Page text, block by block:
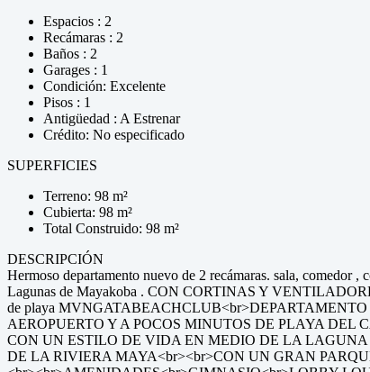
Espacios : 2
Recámaras : 2
Baños : 2
Garages : 1
Condición: Excelente
Pisos : 1
Antigüedad : A Estrenar
Crédito: No especificado
SUPERFICIES
Terreno: 98 m²
Cubierta: 98 m²
Total Construido: 98 m²
DESCRIPCIÓN
Hermoso departamento nuevo de 2 recámaras. sala, comedor
Lagunas de Mayakoba . CON CORTINAS Y
de playa
AEROPUERTO Y A POCOS MINUTOS DE PLAYA
CON UN ESTILO DE VIDA EN MEDIO DE LA
DE LA RIVIERA MAYA<br><br>CON UN GRAN